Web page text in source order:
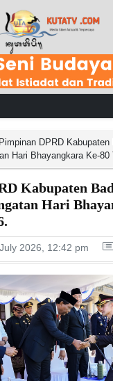
Pimpinan DPRD Kabupaten
Hari Bhayangkara Ke-80
Kabupaten
Hari
2026, 12:42 pm